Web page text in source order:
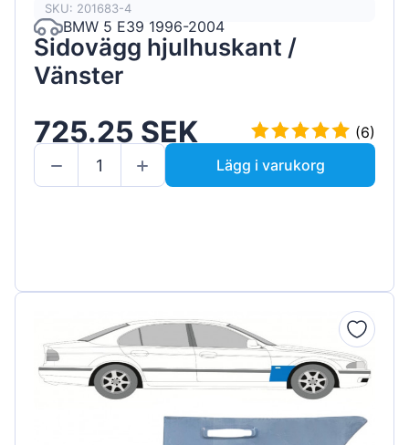
SKU: 201683-4
BMW 5 E39 1996-2004
Sidovägg hjulhuskant /
Vänster
725.25 SEK
(6)
Lägg i varukorg